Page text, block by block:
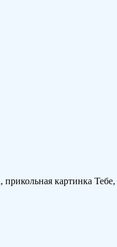
прикольная картинка